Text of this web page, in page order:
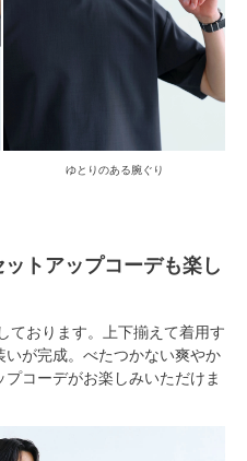
ゆとりのある腕ぐり
トアップコーデも楽し
ております。上下揃えて着用す
が完成。べたつかない爽やか
コーデがお楽しみいただけま